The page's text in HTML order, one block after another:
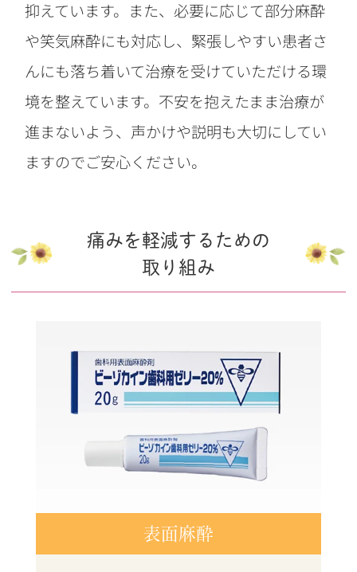
抑えています。また、必要に応じて部分麻酔
や笑気麻酔にも対応し、緊張しやすい患者さ
んにも落ち着いて治療を受けていただける環
境を整えています。不安を抱えたまま治療が
進まないよう、声かけや説明も大切にしてい
ますのでご安心ください。
痛みを軽減するための
取り組み
表面麻酔